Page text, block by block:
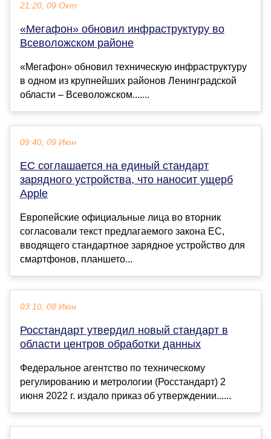
21:20, 09 Окт
«Мегафон» обновил инфраструктуру во
Всеволожском районе
«Мегафон» обновил техническую инфраструктуру
в одном из крупнейших районов Ленинградской
области – Всеволожском.......
09:40, 09 Июн
ЕС соглашается на единый стандарт
зарядного устройства, что наносит ущерб
Apple
Европейские официальные лица во вторник
согласовали текст предлагаемого закона ЕС,
вводящего стандартное зарядное устройство для
смартфонов, планшето...
03:10, 08 Июн
Росстандарт утвердил новый стандарт в
области центров обработки данных
Федеральное агентство по техническому
регулированию и метрологии (Росстандарт) 2
июня 2022 г. издало приказ об утверждении......